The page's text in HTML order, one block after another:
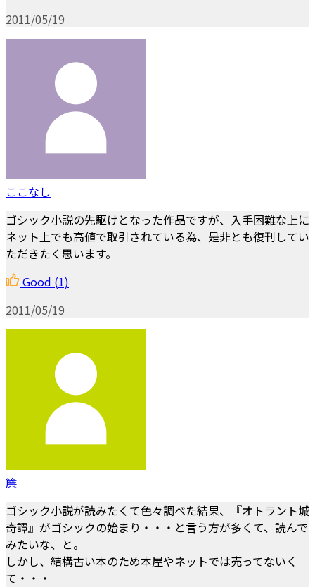
2011/05/19
ここなし
ゴシック小説の先駆けとなった作品ですが、入手困難な上に
ネット上でも高値で取引されている為、是非とも復刊してい
ただきたく思います。
Good (1)
2011/05/19
簾
ゴシック小説が読みたくて色々調べた結果、『オトラント城
奇譚』がゴシックの始まり・・・と言う方が多くて、読んで
みたいな、と。
しかし、結構古い本のため本屋やネットでは売ってないく
て・・・